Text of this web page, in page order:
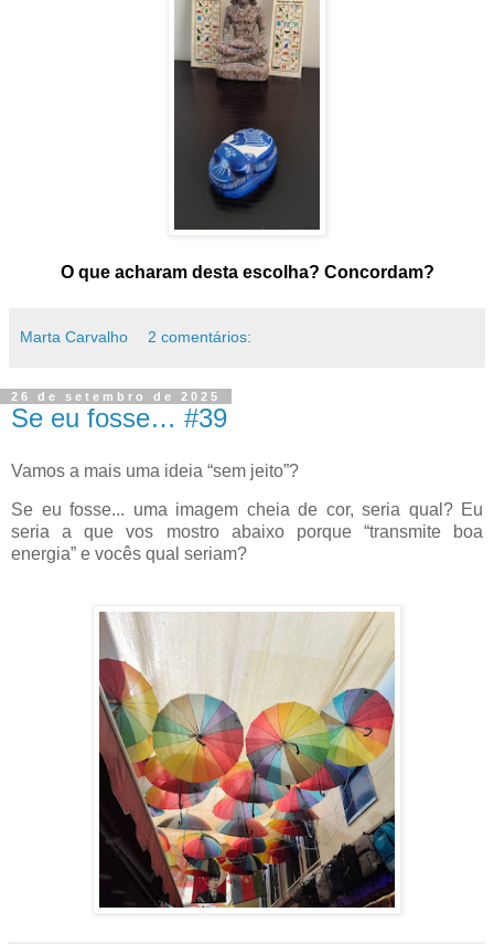
O que acharam desta escolha? Concordam?
Marta Carvalho 2 comentários:
26 de setembro de 2025
Se eu fosse… #39
Vamos a mais uma ideia “sem jeito”?
Se eu fosse... uma imagem cheia de cor, seria qual? Eu
seria a que vos mostro abaixo porque “transmite boa
energia” e vocês qual seriam?